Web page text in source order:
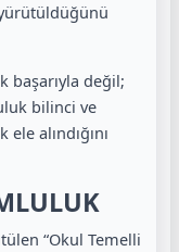
başarıyla değil;
bilinci ve
alındığını
“Okul Temelli